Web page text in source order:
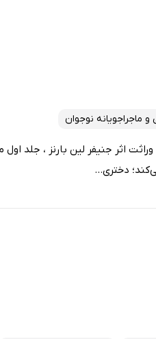
ماجراجویانه نوجوان
اثر جنیفر لین بارنز ، جلد
دختری...